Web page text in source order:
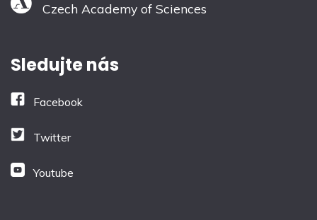
Czech Academy of Sciences
Sledujte nás
Facebook
Twitter
Youtube